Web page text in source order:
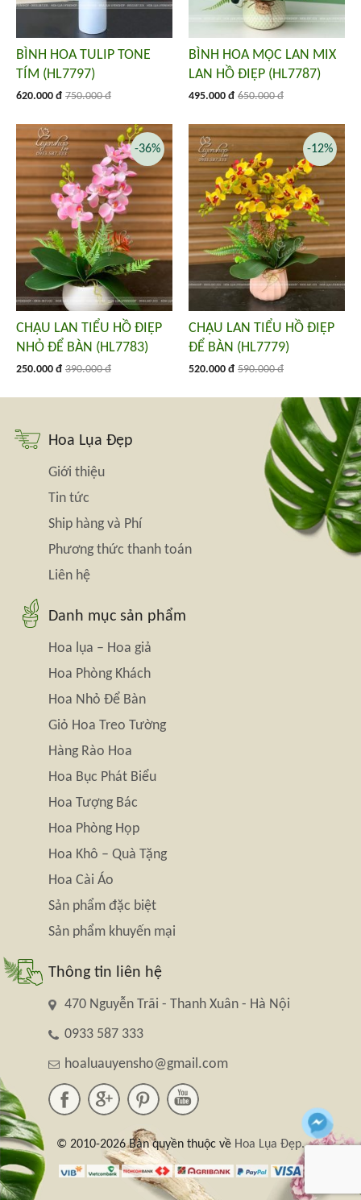
BÌNH HOA TULIP TONE
TÍM (HL7797)
620.000 đ 750.000 đ
BÌNH HOA MỘC LAN MIX
LAN HỒ ĐIỆP (HL7787)
495.000 đ 650.000 đ
CHẬU LAN TIỂU HỒ ĐIỆP
NHỎ ĐỂ BÀN (HL7783)
250.000 đ 390.000 đ
-36%
CHẬU LAN TIỂU HỒ ĐIỆP
ĐỂ BÀN (HL7779)
520.000 đ 590.000 đ
-12%
Hoa Lụa Đẹp
Giới thiệu
Tin tức
Ship hàng và Phí
Phương thức thanh toán
Liên hệ
Danh mục sản phẩm
Hoa lụa – Hoa giả
Hoa Phòng Khách
Hoa Nhỏ Để Bàn
Giỏ Hoa Treo Tường
Hàng Rào Hoa
Hoa Bục Phát Biểu
Hoa Tượng Bác
Hoa Phòng Họp
Hoa Khô – Quà Tặng
Hoa Cài Áo
Sản phẩm đặc biệt
Sản phẩm khuyến mại
Thông tin liên hệ
470 Nguyễn Trãi - Thanh Xuân - Hà Nội
0933 587 333
hoaluauyensho@gmail.com
© 2010-2026 Bản quyền thuộc về Hoa Lụa Đẹp.